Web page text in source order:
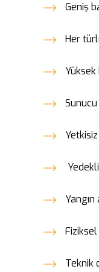
Geniş
Her
Teknik